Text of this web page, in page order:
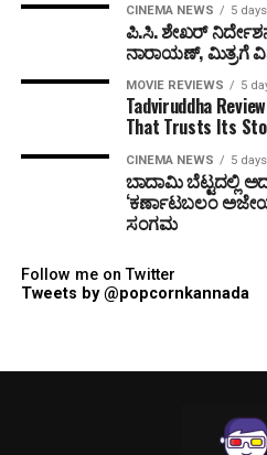
CINEMA NEWS 5
ಪಿ.ಸಿ. ಶೇಖರ್
ನಾರಾಯಣ್, ಮಿತ್ರಗೆ
MOVIE REVIEWS 5
Tadviruddha
That Trusts Its
CINEMA NEWS 5
ಬಾದಾಮಿ ಬೆಟ್ಟದಲ್ಲಿ
‘ಕರ್ಣಾಟಬಲಂ
ಸಂಗಮ
Follow me on Twitter
Tweets by @popcornkannada